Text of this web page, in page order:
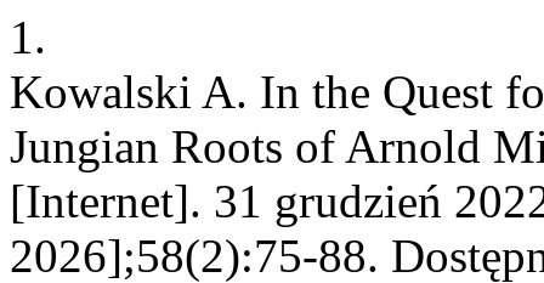
1.
Kowalski A. In the Quest
Jungian Roots of Arnold
[Internet]. 31 grudzień
2026];58(2):75-88.